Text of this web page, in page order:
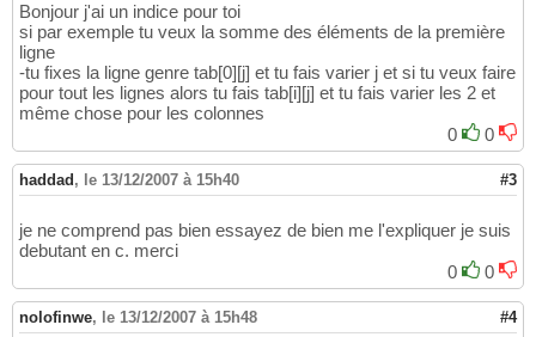
Bonjour j'ai un indice pour toi
si par exemple tu veux la somme des éléments de la première
ligne
-tu fixes la ligne genre tab[0][j] et tu fais varier j et si tu veux faire
pour tout les lignes alors tu fais tab[i][j] et tu fais varier les 2 et
même chose pour les colonnes
0
0
haddad , le 13/12/2007 à 15h40 #3
je ne comprend pas bien essayez de bien me l'expliquer je suis
debutant en c. merci
0
0
nolofinwe, le 13/12/2007 à 15h48 #4